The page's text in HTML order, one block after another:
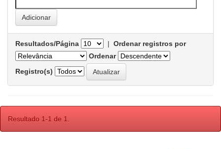
Resultados/Página | Ordenar registros por
Ordenar
Registro(s)
Resultado 1-1 de 1.